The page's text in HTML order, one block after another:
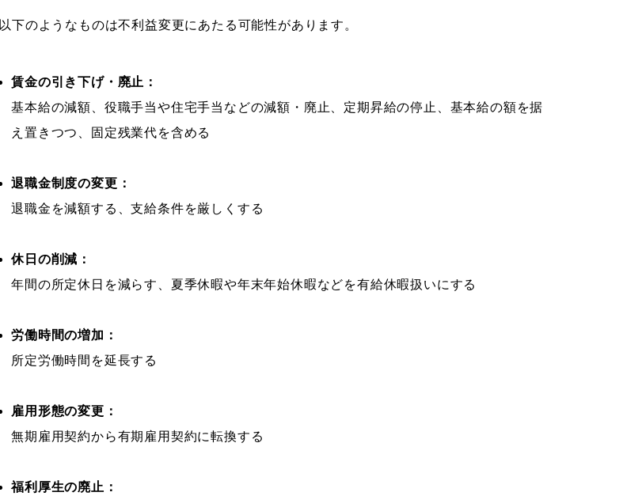
以下のようなものは不利益変更にあたる可能性があります。
賃金の引き下げ・廃止：
基本給の減額、役職手当や住宅手当などの減額・廃止、定期昇給の停止、基本給の額を据
え置きつつ、固定残業代を含める
退職金制度の変更：
退職金を減額する、支給条件を厳しくする
休日の削減：
年間の所定休日を減らす、夏季休暇や年末年始休暇などを有給休暇扱いにする
労働時間の増加：
所定労働時間を延長する
雇用形態の変更：
無期雇用契約から有期雇用契約に転換する
福利厚生の廃止：